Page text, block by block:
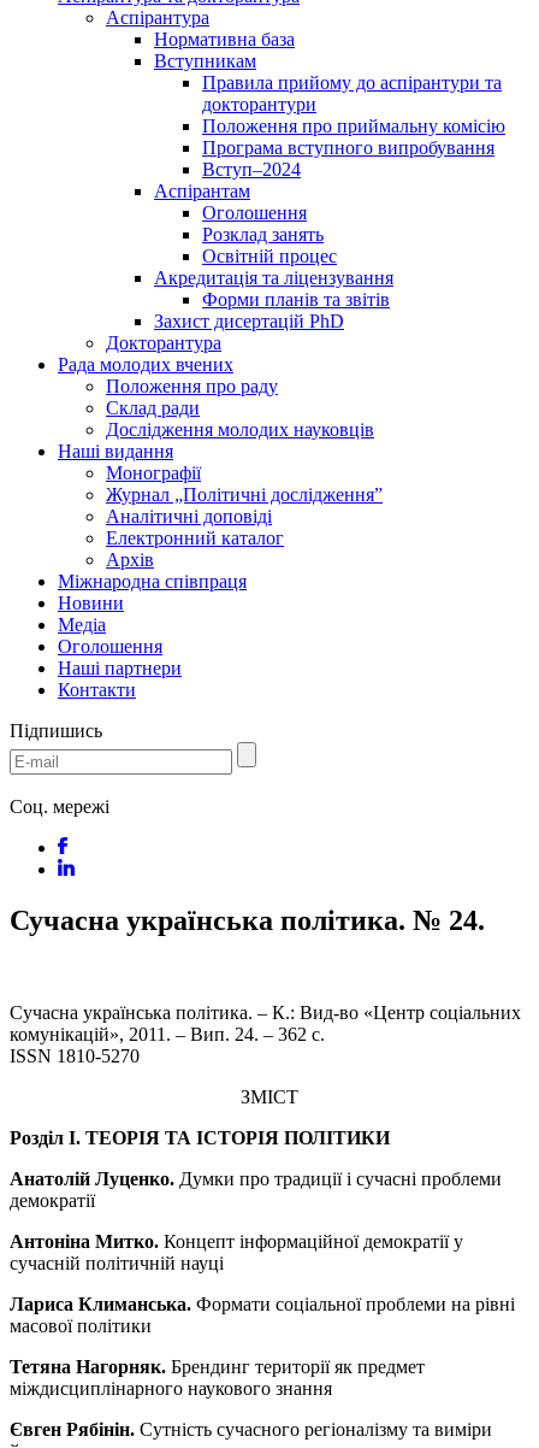
Аспірантура
Нормативна база
Вступникам
Правила прийому до аспірантури та
докторантури
Положення про приймальну комісію
Програма вступного випробування
Вступ–2024
Аспірантам
Оголошення
Розклад занять
Освітній процес
Акредитація та ліцензування
Форми планів та звітів
Захист дисертацій PhD
Докторантура
Рада молодих вчених
Положення про раду
Склад ради
Дослідження молодих науковців
Наші видання
Монографії
Журнал „Політичні дослідження”
Аналітичні доповіді
Електронний каталог
Архів
Міжнародна співпраця
Новини
Медіa
Оголошення
Наші партнери
Контакти
Підпишись
Соц. мережі
Сучасна українська політика. № 24.
Сучасна українська політика. – К.: Вид-во «Центр соціальних
комунікацій», 2011. – Вип. 24. – 362 с.
ISSN 1810-5270
ЗМІСТ
Розділ I. ТЕОРІЯ ТА ІСТОРІЯ ПОЛІТИКИ
Анатолій Луценко. Думки про традиції і сучасні проблеми
демократії
Антоніна Митко. Концепт інформаційної демократії у
сучасній політичній науці
Лариса Климанська. Формати соціальної проблеми на рівні
масової політики
Тетяна Нагорняк. Брендинг території як предмет
міждисциплінарного наукового знання
Євген Рябінін. Сутність сучасного регіоналізму та виміри